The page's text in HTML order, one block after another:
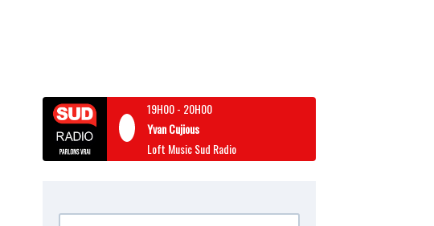
19H00- 20H00
Yvan Cujious
Loft Music Sud Radio